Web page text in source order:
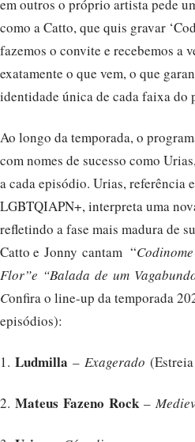
em outros o próprio artista pede
como a Catto, que quis gravar
fazemos o convite e recebemos a
exatamente o que vem, o que
identidade única de cada faixa do
Ao longo da temporada, o
com nomes de sucesso como
a cada episódio. Urias, referência
LGBTQIAPN+, interpreta uma
refletindo a fase mais madura de
Catto e Jonny cantam “Codinome
Flor”e “Balada de um
Confira o line-up da temporada
episódios):
1. Ludmilla – Exagerado
2. Mateus Fazeno Rock –